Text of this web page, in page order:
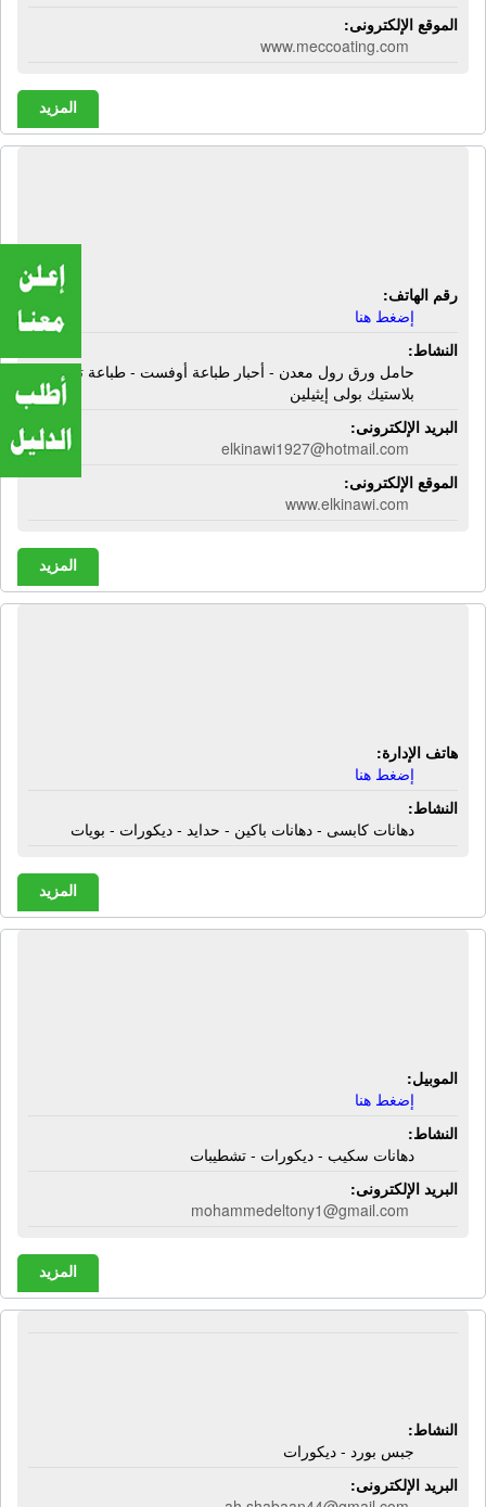
الموقع الإلكترونى:
www.meccoating.com
المزيد
رقم الهاتف:
إضغط هنا
النشاط:
حامل ورق رول معدن - أحبار طباعة أوفست - طباعة تيبو -
بلاستيك بولى إيثيلين
البريد الإلكترونى:
elkinawi1927@hotmail.com
الموقع الإلكترونى:
www.elkinawi.com
المزيد
هاتف الإدارة:
إضغط هنا
النشاط:
دهانات كابسى - دهانات باكين - حدايد - ديكورات - بويات
المزيد
الموبيل:
إضغط هنا
النشاط:
دهانات سكيب - ديكورات - تشطيبات
البريد الإلكترونى:
mohammedeltony1@gmail.com
المزيد
النشاط:
جبس بورد - ديكورات
البريد الإلكترونى: